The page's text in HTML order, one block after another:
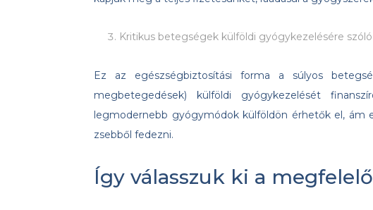
Kritikus betegségek külföldi gyógykezelésére
Ez az egészségbiztosítási forma a súlyos
megbetegedések) külföldi gyógykezelését
legmodernebb gyógymódok külföldön érhetők el, ám
zsebből fedezni.
Így válasszuk ki a